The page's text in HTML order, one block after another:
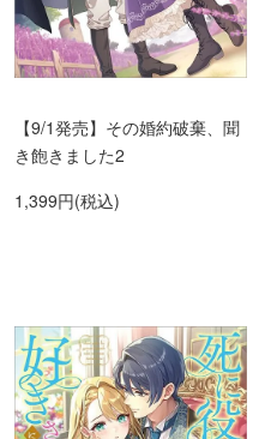
【9/1発売】その婚約破棄、聞
き飽きました2
1,399円(税込)